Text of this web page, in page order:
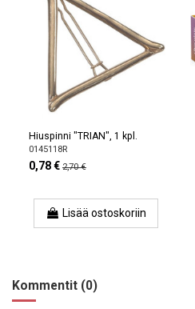
Hiuspinni "TRIAN", 1 kpl.
0145118R
0,78 € 2,70 €
Lisää ostoskoriin
Kommentit (0)